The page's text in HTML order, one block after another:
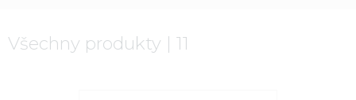
Všechny produkty | 11